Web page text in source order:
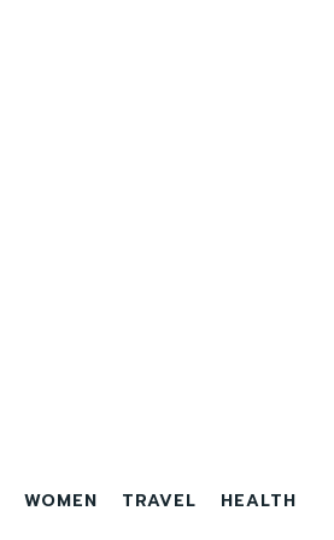
WOMEN TRAVEL HEALTH